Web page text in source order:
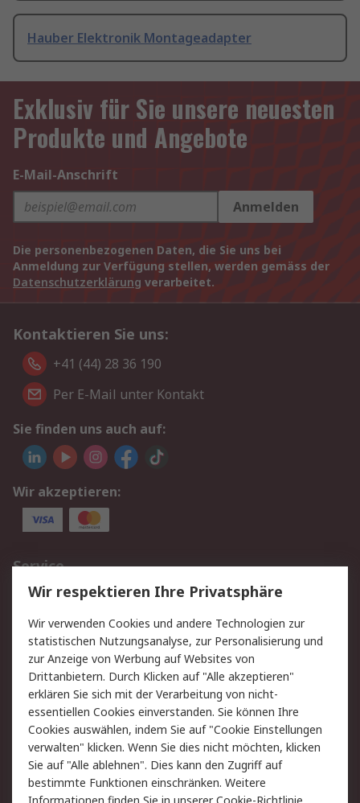
Hauber Elektronik Montageadapter
Exklusiv für Sie unsere neuesten
Produkte und Angebote
E-Mail-Anschrift
Anmelden
Die personenbezogenen Daten, die Sie uns bei
Anmeldung zur Verfügung stellen, werden gemäss der
Datenschutzerklärung verarbeitet.
Kontaktieren Sie uns:
+41 (44) 28 36 190
Per E-Mail unter Kontakt
Sie finden uns auch auf:
Wir akzeptieren:
Service
Value Added Services
Lieferlösungen
Rücksendungen
Kontakt
Hilfe
Rechtliches
AGB
Datenschutz
Cookie-Richtlinie
Zahlungsbedingungen
Copyright/Impressum
Über RS
Wir respektieren Ihre Privatsphäre
Wir verwenden Cookies und andere Technologien zur
statistischen Nutzungsanalyse, zur Personalisierung und
zur Anzeige von Werbung auf Websites von
Drittanbietern. Durch Klicken auf "Alle akzeptieren"
erklären Sie sich mit der Verarbeitung von nicht-
essentiellen Cookies einverstanden. Sie können Ihre
Cookies auswählen, indem Sie auf "Cookie Einstellungen
verwalten" klicken. Wenn Sie dies nicht möchten, klicken
Sie auf "Alle ablehnen". Dies kann den Zugriff auf
bestimmte Funktionen einschränken. Weitere